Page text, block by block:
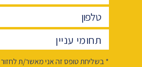
תחומי עניין
* בשליחת טופס זה אני מאשר/ת לחזור